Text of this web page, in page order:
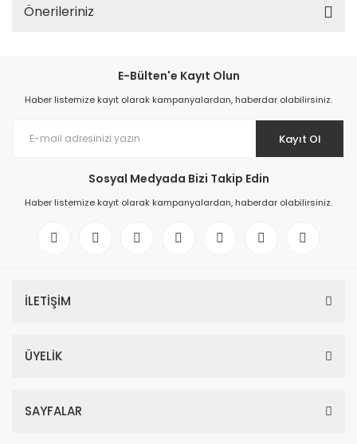
Önerileriniz
E-Bülten'e Kayıt Olun
Haber listemize kayıt olarak kampanyalardan, haberdar olabilirsiniz.
Kayıt Ol
Sosyal Medyada Bizi Takip Edin
Haber listemize kayıt olarak kampanyalardan, haberdar olabilirsiniz.
İLETİŞİM
ÜYELİK
SAYFALAR